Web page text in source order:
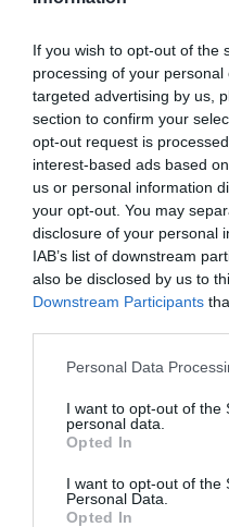
If you wish to opt-out of the
processing of your
targeted advertising by us,
section to confirm your
opt-out request is
interest-based ads based
us or personal information
your opt-out. You may
disclosure of your personal
IAB’s list of downstream
also be disclosed by us to
Downstream Participants
Personal Data
I want to opt-out of the
personal data.
Opted In
I want to opt-out of the
Personal Data.
Opted In
μεταγραφή της Ρούλας
Παπαδάκη στον ρόλο της
διοργανωθεί μια
του έργου, όπου θα
Τριανταφυλλίδη.
Στην πρώτη τιμητική
μητέρα της, η Ζωή
συγγένειας υπήρξε
συνομιλήσει με την
Παπαδάκη, για τη ζωή, το
Η εκδήλωση θα
από τη ζωή και το έργο
Η είσοδος στην εκδήλωση –
το κοινό.